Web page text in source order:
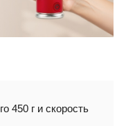
450 г и скорость